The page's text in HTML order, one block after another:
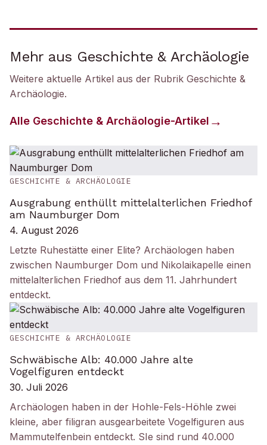
Mehr aus Geschichte & Archäologie
Weitere aktuelle Artikel aus der Rubrik Geschichte &
Archäologie.
Alle Geschichte & Archäologie-Artikel
GESCHICHTE & ARCHÄOLOGIE
Ausgrabung enthüllt mittelalterlichen Friedhof
am Naumburger Dom
4. August 2026
Letzte Ruhestätte einer Elite? Archäologen haben
zwischen Naumburger Dom und Nikolaikapelle einen
mittelalterlichen Friedhof aus dem 11. Jahrhundert
entdeckt.
GESCHICHTE & ARCHÄOLOGIE
Schwäbische Alb: 40.000 Jahre alte
Vogelfiguren entdeckt
30. Juli 2026
Archäologen haben in der Hohle-Fels-Höhle zwei
kleine, aber filigran ausgearbeitete Vogelfiguren aus
Mammutelfenbein entdeckt. SIe sind rund 40.000